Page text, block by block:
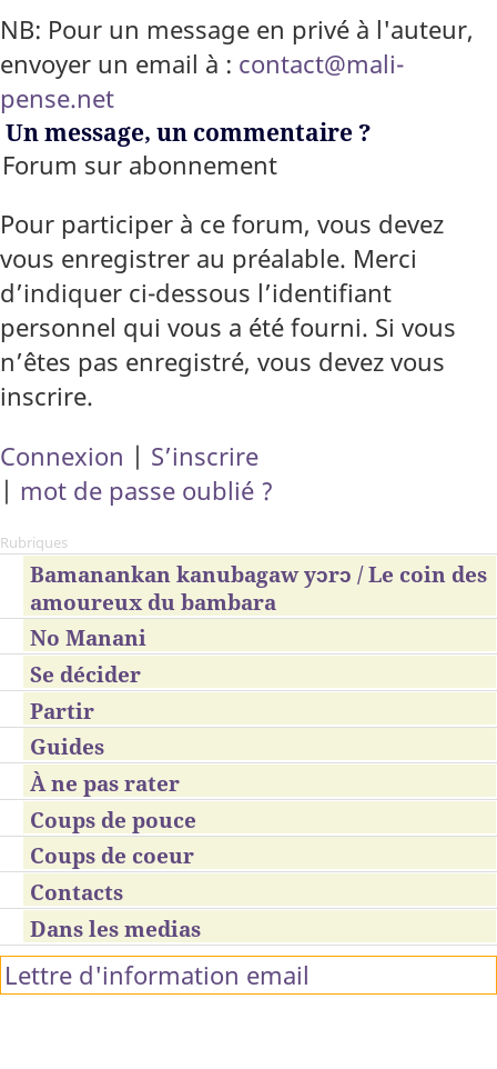
NB: Pour un message en privé à l'auteur,
envoyer un email à : contact@mali-
pense.net
Un message, un commentaire ?
Forum sur abonnement
Pour participer à ce forum, vous devez
vous enregistrer au préalable. Merci
d’indiquer ci-dessous l’identifiant
personnel qui vous a été fourni. Si vous
n’êtes pas enregistré, vous devez vous
inscrire.
Connexion | S’inscrire
| mot de passe oublié ?
Rubriques
Bamanankan kanubagaw yɔrɔ / Le coin des
amoureux du bambara
No Manani
Se décider
Partir
Guides
À ne pas rater
Coups de pouce
Coups de coeur
Contacts
Dans les medias
Lettre d'information email